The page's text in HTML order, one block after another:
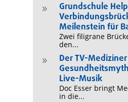
9
Grundschule
Meilenstein für
Zwei filigrane
den...
9
Der TV-
Live-Musik
Doc Esser bringt
in die...